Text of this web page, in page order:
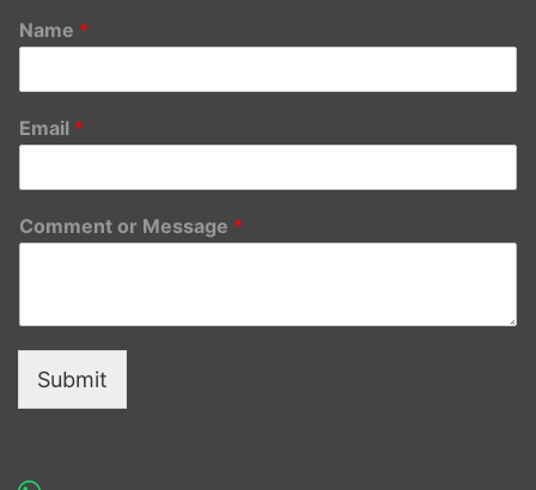
Name *
Email *
Comment or Message *
Submit